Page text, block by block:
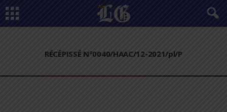
RÉCÉPISSÉ N°0040/HAAC/12-2021/pl/P